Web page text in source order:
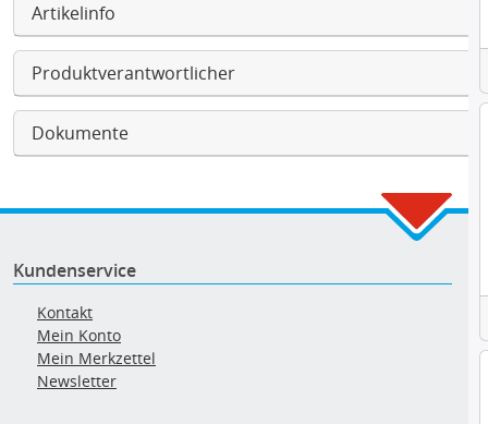
Artikelinfo
Produktverantwortlicher
Dokumente
Kundenservice
Kontakt
Mein Konto
Mein Merkzettel
Newsletter